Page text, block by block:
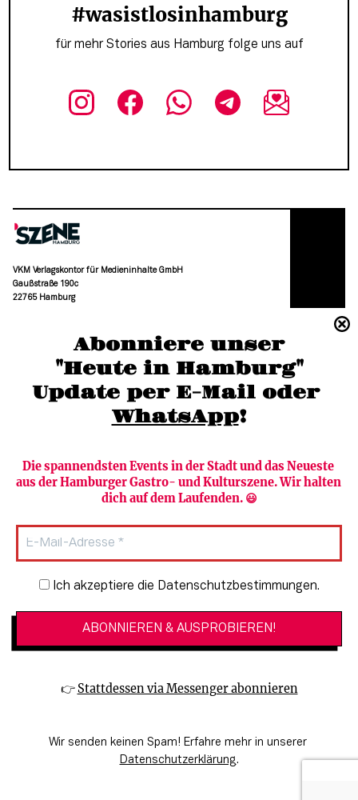
Abonniere unser
"Heute in Hamburg"
Update per E-Mail oder
WhatsApp!
Die spannendsten Events in der Stadt und das Neueste
aus der Hamburger Gastro- und Kulturszene. Wir halten
dich auf dem Laufenden. 😃
Newsletter-Anmeldung
Ich akzeptiere die Datenschutzbestimmungen.
👉 Stattdessen via Messenger abonnieren
Wir senden keinen Spam! Erfahre mehr in unserer
Datenschutzerklärung.
#wasistlosinhamburg
für mehr Stories aus Hamburg folge uns auf
VKM Verlagskontor für Medieninhalte GmbH
Gaußstraße 190c
22765 Hamburg
moc.grubmah-enezs@ofni
Newsletter abonnieren
HAMBURG PUR
🔗 Kinoprogramm
🔗 Genuss-Guide Hamburg
Verlag
Datenschutzbestimmungen